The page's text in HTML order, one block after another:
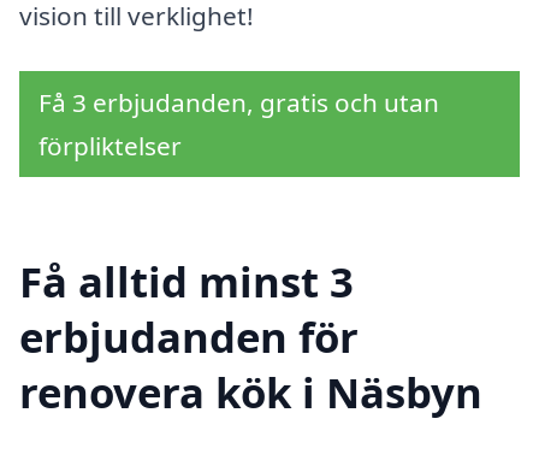
vision till verklighet!
Få 3 erbjudanden, gratis och utan
förpliktelser
Få alltid minst 3
erbjudanden för
renovera kök i Näsbyn